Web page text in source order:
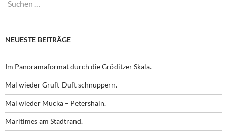
NEUESTE BEITRÄGE
Im Panoramaformat durch die Gröditzer Skala.
Mal wieder Gruft-Duft schnuppern.
Mal wieder Mücka – Petershain.
Maritimes am Stadtrand.